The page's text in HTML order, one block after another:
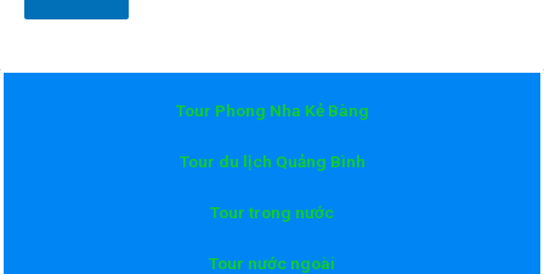
Tour Phong Nha Kẻ Bàng
Tour du lịch Quảng Bình
Tour trong nước
Tour nước ngoài